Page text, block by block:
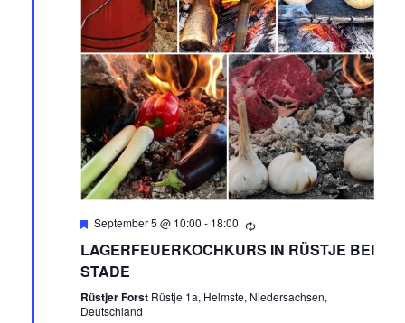
C
H
E
U
N
A
N
A
V
I
G
A
T
I
N
Empfohlen
September 5 @ 10:00 - 18:00
LAGERFEUERKOCHKURS IN RÜSTJE BEI
STADE
Rüstjer Forst Rüstje 1a, Helmste, Niedersachsen,
Deutschland